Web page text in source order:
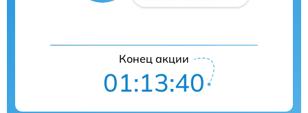
Конец акции
01:13:39